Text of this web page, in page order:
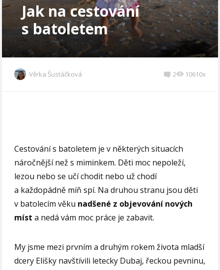
Jak na cestování
s batoletem
Věrka Šustáčková 2 10610x
Cestování s batoletem je v některých situacích
náročnější než s miminkem. Děti moc nepoleží,
lezou nebo se učí chodit nebo už chodí
a každopádně míň spí. Na druhou stranu jsou děti
v batolecím věku nadšené z objevování nových
míst a nedá vám moc práce je zabavit.
My jsme mezi prvním a druhým rokem života mladší
dcery Elišky navštívili letecky Dubaj, řeckou pevninu,